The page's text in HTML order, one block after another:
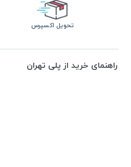
تحویل اکسپرس
راهنمای خرید از پلی تهران